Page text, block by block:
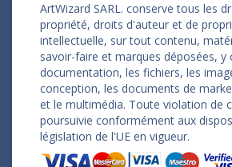
ArtWizard SARL. conserve tous les
propriété, droits d'auteur et de
intellectuelle, sur tout contenu,
savoir-faire et marques déposées, y
documentation, les fichiers, les
conception, les documents de
et le multimédia. Toute violation de
poursuivie conformément aux
législation de l'UE en vigueur.